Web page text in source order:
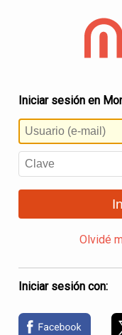
Iniciar sesión en
Olvidé
Iniciar sesión con: